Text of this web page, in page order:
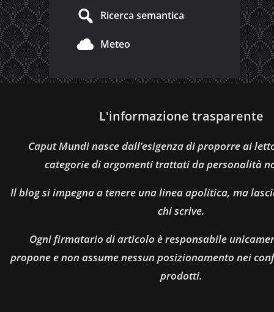
Ricerca semantica
Meteo
L'informazione trasparente
Caput Mundi nasce dall’esigenza di proporre ai
categorie di argomenti trattati da personalità
Il blog si impegna a tenere una linea apolitica, ma
chi scrive.
Ogni firmatario di articolo è responsabile
propone e non assume nessun posizionamento nei
prodotti.